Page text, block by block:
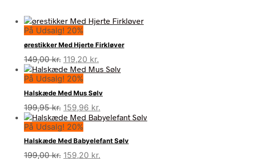
På Udsalg! 20%
ørestikker Med Hjerte Firkløver
149,00kr. Den
oprindelige
pris
var:
149,00 kr..
119,20 kr.
aktuelle
119,20 kr..
På Udsalg! 20%
Halskæde Med Mus Sølv
199,95kr. Den
oprindelige
pris
var:
199,95 kr..
159,96 kr.
aktuelle
er:
159,96 kr..
På Udsalg! 20%
Halskæde Med Babyelefant Sølv
199,00kr. Den
159,20 kr.